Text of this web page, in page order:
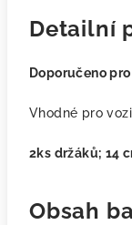
Detailní
Doporučeno
Vhodné pro
2ks držáků; 14
Obsah